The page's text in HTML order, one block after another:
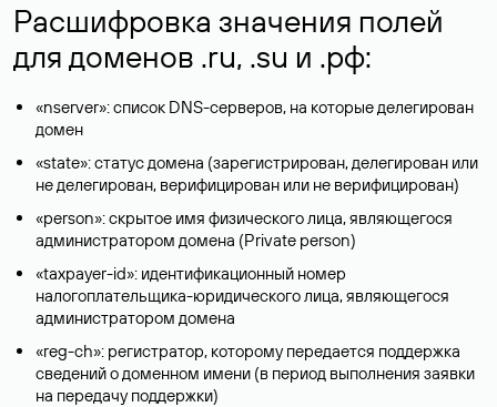
Расшифровка значения полей
для доменов .ru, .su и .рф:
«nserver»: список DNS-серверов, на которые делегирован
домен
«state»: статус домена (зарегистрирован, делегирован или
не делегирован, верифицирован или не верифицирован)
«person»: скрытое имя физического лица, являющегося
администратором домена (Privatе person)
«taxpayer-id»: идентификационный номер
налогоплательщика-юридического лица, являющегося
администратором домена
«reg-ch»: регистратор, которому передается поддержка
сведений о доменном имени (в период выполнения заявки
на передачу поддержки)